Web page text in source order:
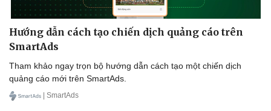
Hướng dẫn cách tạo chiến dịch quảng cáo trên
SmartAds
Tham khảo ngay trọn bộ hướng dẫn cách tạo một chiến dịch
quảng cáo mới trên SmartAds.
| SmartAds